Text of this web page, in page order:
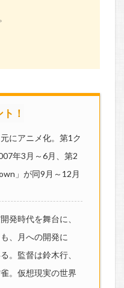
！
にアニメ化。第1ク
年3月～6月、第2
」が同9月～12月
発時代を舞台に、
、月への開発に
。監督は鈴木行、
。仮想現実の世界